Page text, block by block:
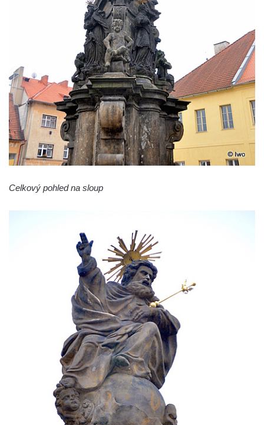
Sloup svatého Václava u kostela svatých
Šimona a Judy v Lenešicích
Sloup svatého Isidora u hřbitova Šlapanice
Sloup Panny Marie na hřbitově ve Slaném
Sloup Panny Marie na Husově náměstí v
Rakovníku
Sloup Panny Marie na náměstí krále
Vladislava ve Velvarech
Sloup Nejsvětější Trojice v zahradě domu
čp. 174 na návsi v Podsedicích
Sloup svatého Jana Nepomuckého v
Budyni nad Ohří
Sloup Panny Marie v klášteře v Oseku
Sloup Panny Marie se sochami svatého
Jana Nepomuckého a svatého Vavřince ve
Sloup Panny Marie na Mírovém náměstí v
Lounech
Sloup se sochou Piety u hřbitova ve
Strupčicích
Sloup Nejsvětější Trojice na rozcestí v
Hošnicích
Celkový pohled na sloup